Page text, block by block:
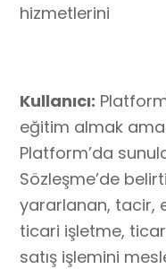
hizmetlerini
Kullanıcı:
eğitim almak
Platform’da
Sözleşme’de
yararlanan, tacir,
ticari işletme,
satış işlemini